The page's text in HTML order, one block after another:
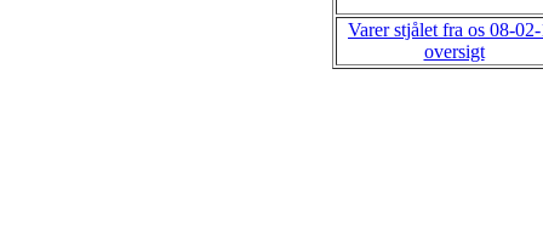
Varer stjålet fra os 08-
oversigt